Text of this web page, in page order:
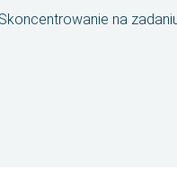
Skoncentrowanie na